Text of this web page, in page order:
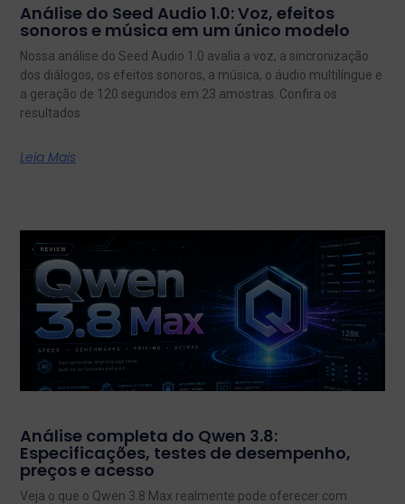
Análise do Seed Audio 1.0: Voz, efeitos
sonoros e música em um único modelo
Nossa análise do Seed Audio 1.0 avalia a voz, a sincronização
dos diálogos, os efeitos sonoros, a música, o áudio multilíngue e
a geração de 120 segundos em 23 amostras. Confira os
resultados.
Leia Mais
Análise completa do Qwen 3.8:
Especificações, testes de desempenho,
preços e acesso
Veja o que o Qwen 3.8 Max realmente pode oferecer com